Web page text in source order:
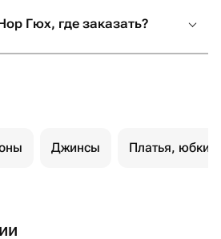
Гюх, где заказать?
Джинсы Платья, юбки